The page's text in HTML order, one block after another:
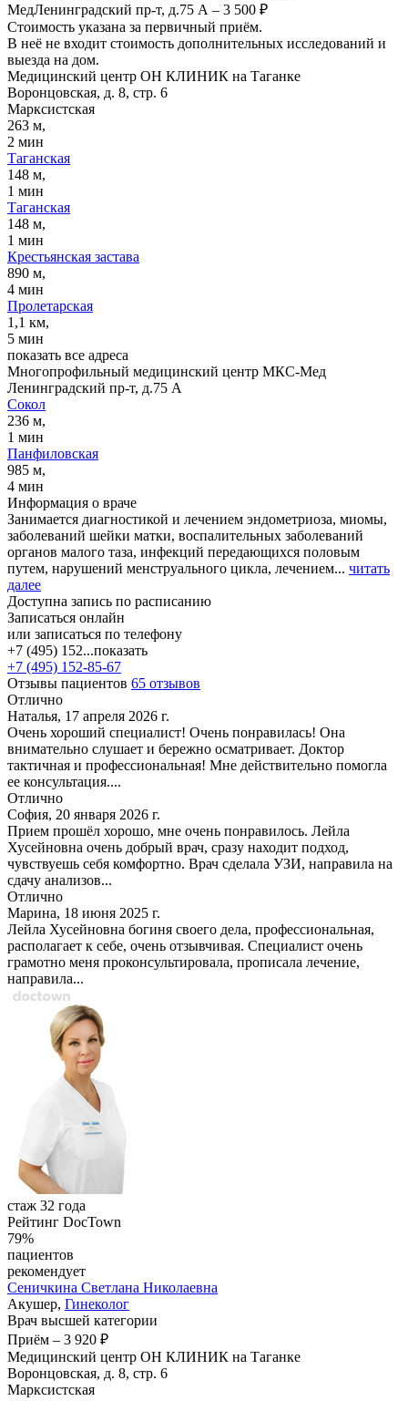
МедЛенинградский пр-т, д.75 А – 3 500 ₽
Стоимость указана за первичный приём.
В неё не входит стоимость дополнительных исследований и
выезда на дом.
Медицинский центр ОН КЛИНИК на Таганке
Воронцовская, д. 8, стр. 6
Марксистская
263 м,
2 мин
Таганская
148 м,
1 мин
Таганская
148 м,
1 мин
Крестьянская застава
890 м,
4 мин
Пролетарская
1,1 км,
5 мин
показать все адреса
Многопрофильный медицинский центр МКС-Мед
Ленинградский пр-т, д.75 А
Сокол
236 м,
1 мин
Панфиловская
985 м,
4 мин
Информация о враче
Занимается диагностикой и лечением эндометриоза, миомы,
заболеваний шейки матки, воспалительных заболеваний
органов малого таза, инфекций передающихся половым
путем, нарушений менструального цикла, лечением... читать
далее
Доступна запись по расписанию
Записаться онлайн
или записаться по телефону
+7 (495) 152...показать
+7 (495) 152-85-67
Отзывы пациентов 65 отзывов
Отлично
Наталья, 17 апреля 2026 г.
Очень хороший специалист! Очень понравилась! Она
внимательно слушает и бережно осматривает. Доктор
тактичная и профессиональная! Мне действительно помогла
ее консультация....
Отлично
София, 20 января 2026 г.
Прием прошёл хорошо, мне очень понравилось. Лейла
Хусейновна очень добрый врач, сразу находит подход,
чувствуешь себя комфортно. Врач сделала УЗИ, направила на
сдачу анализов...
Отлично
Марина, 18 июня 2025 г.
Лейла Хусейновна богиня своего дела, профессиональная,
располагает к себе, очень отзывчивая. Специалист очень
грамотно меня проконсультировала, прописала лечение,
направила...
стаж 32 года
Рейтинг DocTown
79%
пациентов
рекомендует
Сеничкина Светлана Николаевна
Акушер, Гинеколог
Врач высшей категории
Приём – 3 920 ₽
Медицинский центр ОН КЛИНИК на Таганке
Воронцовская, д. 8, стр. 6
Марксистская